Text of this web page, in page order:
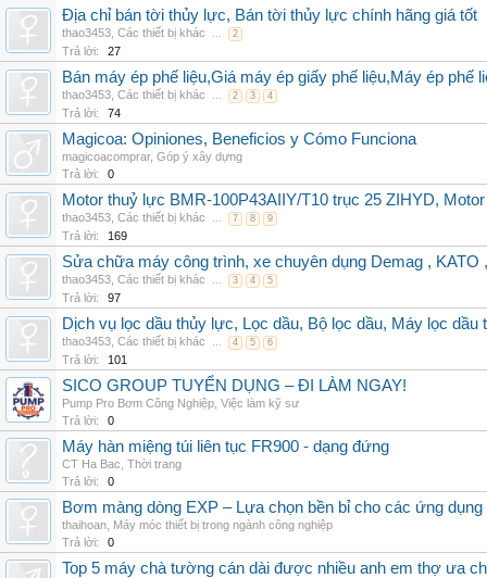
Địa chỉ bán tời thủy lực, Bán tời thủy lực chính hãng giá tốt
thao3453 Các thiết bị khác ... 2
Trả lời: 27
Bán máy ép phế liệu,Giá máy ép giấy phế liệu,Máy ép phế
thao3453 Các thiết bị khác ... 2 3 4
Trả lời: 74
Magicoa: Opiniones, Beneficios y Cómo Funciona
magicoacomprar, Góp ý xây dựng
Trả lời:
0
Motor thuỷ lực BMR-100P43AIIY/T10 trục 25 ZIHYD,
thao3453 Các thiết bị khác ... 7 8 9
Trả lời: 169
Sửa chữa máy công trình, xe chuyên dụng Demag , KATO
thao3453 Các thiết bị khác ... 3 4 5
Trả lời: 97
Dịch vụ lọc dầu thủy lực, Lọc dầu, Bộ lọc dầu, Máy lọc
thao3453 Các thiết bị khác ... 4 5 6
Trả lời: 101
SICO GROUP TUYỂN DỤNG – ĐI LÀM NGAY!
Pump Pro Bơm Công Nghiệp Việc làm kỹ sư
Trả lời:
0
Máy hàn miệng túi liên tục FR900 - dạng đứng
CT Ha Bac Thời trang
Trả lời:
0
Bơm màng dòng EXP – Lựa chọn bền bỉ cho các ứng
thaihoan Máy móc thiết bị trong ngành công nghiệp
Trả lời:
0
Top 5 máy chà tường cán dài được nhiều anh em thợ ưa